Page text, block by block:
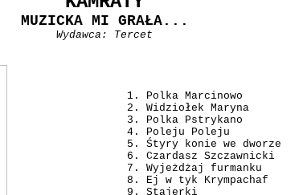
MUZICKA MI GRAŁA...
Wydawca: Tercet
Polka Marcinowo
Widziołek Maryna
Polka Pstrykano
Poleju Poleju
Śtyry konie we dworze
Czardasz Szczawnicki
Wyjeżdżaj furmanku
Ej w tyk Krympachaf
Stajerki